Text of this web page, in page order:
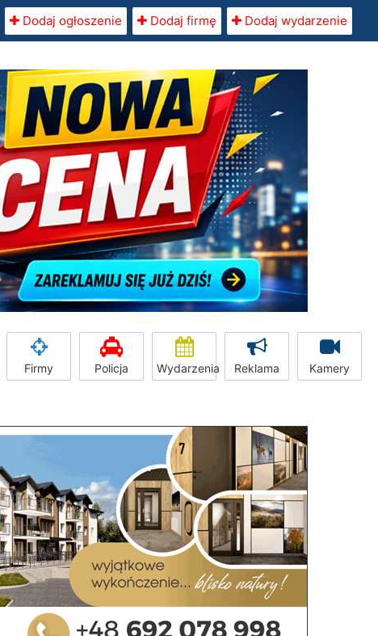
Dodaj ogłoszenie Dodaj firmę Dodaj wydarzenie
Firmy Policja Wydarzenia Reklama Kamery